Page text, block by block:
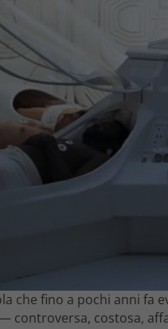
che fino a pochi anni fa
controversa, costosa,